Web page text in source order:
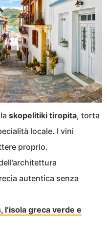
skopelitiki tiropita, torta
locale. I vini
proprio.
autentica senza
l’isola greca verde e